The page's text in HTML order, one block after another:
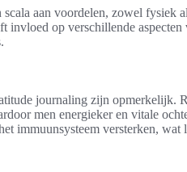
aan voordelen, zowel fysiek
invloed op verschillende
journaling zijn opmerkelijk.
men energieker en vitale
immuunsysteem versterken, wat